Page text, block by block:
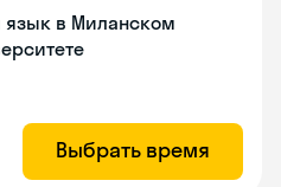
язык в Миланском
Выбрать время